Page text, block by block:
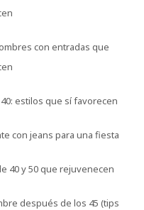
con entradas que
estilos que sí favorecen
con jeans para una fiesta
40 y 50 que rejuvenecen
después de los 45 (tips